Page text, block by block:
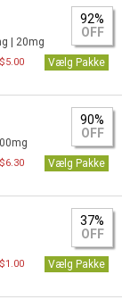
| 20mg
92%
OFF
Vælg Pakke
90%
OFF
Vælg Pakke
37%
OFF
Vælg Pakke